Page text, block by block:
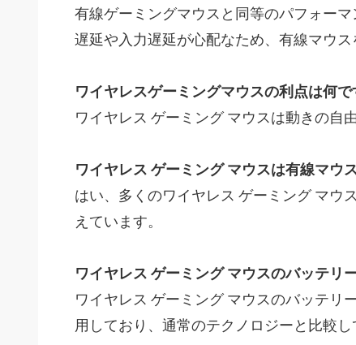
有線ゲーミングマウスと同等のパフォー
遅延や入力遅延が心配なため、有線マウス
ワイヤレスゲーミングマウスの利点は何で
ワイヤレス ゲーミング マウスは動きの自
ワイヤレス ゲーミング マウスは有線マウ
はい、多くのワイヤレス ゲーミング マウ
えています。
ワイヤレス ゲーミング マウスのバッテリ
ワイヤレス ゲーミング マウスのバッテリ
用しており、通常のテクノロジーと比較し